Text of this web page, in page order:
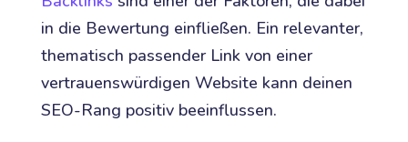
in die Bewertung einfließen. Ein relevanter,
thematisch passender Link von einer
vertrauenswürdigen Website kann deinen
SEO-Rang positiv beeinflussen.